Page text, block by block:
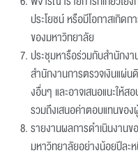
ประโยชน์ หรือมีโอกาสเกิ
ของมหาวิทยาลัย
ประชุมหารือร่วมกับสำนัก
สำนักงานการตรวจเงินแผ่น
งอื่นๆ และอาจเสนอแนะให้
รวมถึงเสนอค่าตอบแทนข
รายงานผลการดำเนินงาน
มหาวิทยาลัยอย่างน้อยปีละ